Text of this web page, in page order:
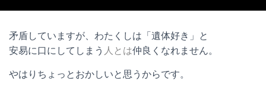
矛盾していますが、わたくしは「遺体好き」と
安易に口にしてしまう 人とは仲良くなれません。
やはりちょっとおかしいと思うからです。